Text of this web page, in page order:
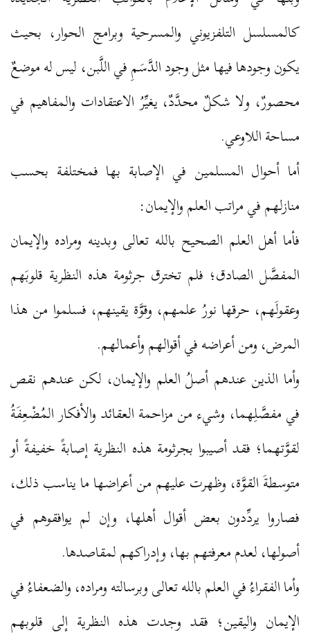
كالمسلسل التلفزيوني والمسرحية وبرامج الحوار، بحيث
يكون وجودها فيها مثل وجود الدَّسَمِ في اللَّبن، ليس له موضعٌ
محصورٌ، ولا شكلٌ محدَّدٌ، يغيِّرُ الاعتقادات والمفاهيم في
مساحة اللاوعي.
أما أحوال المسلمين في الإصابة بها فمختلفة بحسب
منازلهم في مراتب العلم والإيمان:
فأما أهل العلم الصحيح بالله تعالى وبدينه ومراده والإيمان
المفصَّل الصادق؛ فلم تخترق جرثومة هذه النظرية قلوبَهم
وعقولَهم، حرقها نورُ علمهم، وقوَّة يقينهم، فسلموا من هذا
المرض، ومن أعراضه في أقوالهم وأعمالهم.
وأما الذين عندهم أصلُ العلم والإيمان، لكن عندهم نقص
في مفصَّلِهما، وشيء من مزاحمة العقائد والأفكار المُضْعِفَةُ
لقوَّتهما؛ فقد أصيبوا بجرثومة هذه النظرية إصابةً خفيفةً أو
متوسطةَ القوَّة، وظهرت عليهم من أعراضها ما يناسب ذلك،
فصاروا يردِّدون بعض أقوال أهلها، وإن لم يوافقوهم في
أصولها، لعدم معرفتهم بها، وإدراكهم لمقاصدها.
وأما الفقراءُ في العلم بالله تعالى وبرسالته ومراده، والضعفاءُ في
الإيمان واليقين؛ فقد وجدت هذه النظرية إلى قلوبهم